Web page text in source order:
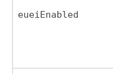
eueiEnabled